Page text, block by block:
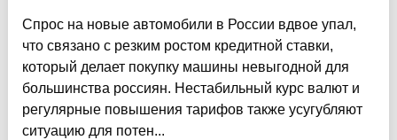
Спрос на новые автомобили в России вдвое упал,
что связано с резким ростом кредитной ставки,
который делает покупку машины невыгодной для
большинства россиян. Нестабильный курс валют и
регулярные повышения тарифов также усугубляют
ситуацию для потен...